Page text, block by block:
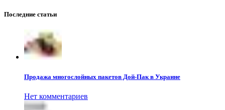
Последние статьи
Продажа многослойных пакетов Дой-Пак в Украине
Нет комментариев